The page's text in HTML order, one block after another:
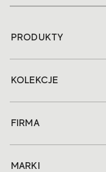
PRODUKTY
KOLEKCJE
FIRMA
MARKI